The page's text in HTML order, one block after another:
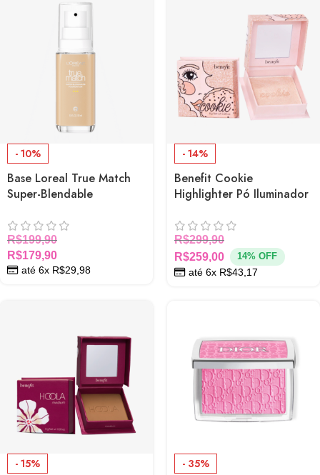
- 10%
Base Loreal True Match
Super-Blendable
R$199,90
R$179,90
até 6x R$29,98
- 14%
Benefit Cookie
Highlighter Pó Iluminador
Sofisticado e Buildable
R$299,90
R$259,00 14% OFF
até 6x R$43,17
- 15% - 35%